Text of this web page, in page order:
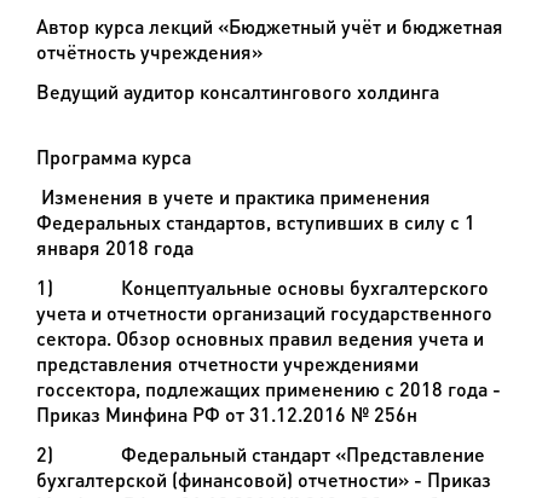
Автор курса лекций «Бюджетный учёт и бюджетная
отчётность учреждения»
Ведущий аудитор консалтингового холдинга
Программа курса
Изменения в учете и практика применения
Федеральных стандартов, вступивших в силу с 1
января 2018 года
1)
Концептуальные основы бухгалтерского
учета и отчетности организаций государственного
сектора. Обзор основных правил ведения учета и
представления отчетности учреждениями
госсектора, подлежащих применению с 2018 года -
Приказ Минфина РФ от 31.12.2016 № 256н
2)
Федеральный стандарт «Представление
бухгалтерской (финансовой) отчетности» - Приказ